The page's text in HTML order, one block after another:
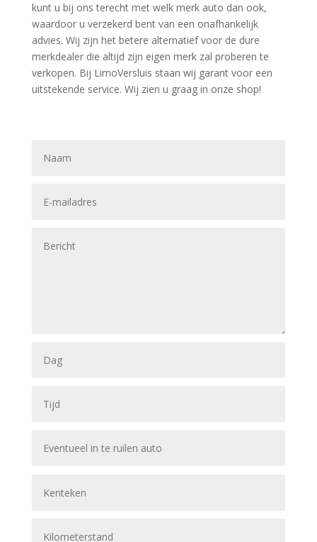
kunt u bij ons terecht met welk merk auto dan ook,
waardoor u verzekerd bent van een onafhankelijk
advies. Wij zijn het betere alternatief voor de dure
merkdealer die altijd zijn eigen merk zal proberen te
verkopen. Bij LimoVersluis staan wij garant voor een
uitstekende service. Wij zien u graag in onze shop!